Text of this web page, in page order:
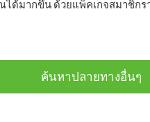
ด้มากขึ้น ด้วยแพ็คเกจสมาชิกร
ค้นหาปลายทางอื่นๆ